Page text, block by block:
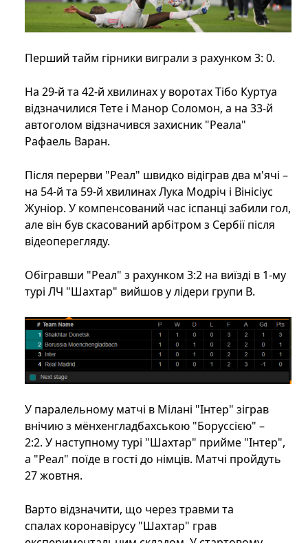
Перший тайм гірники виграли з рахунком 3: 0.
На 29-й та 42-й хвилинах у воротах Тібо Куртуа
відзначилися Тете і Манор Соломон, а на 33-й
автоголом відзначився захисник "Реала"
Рафаель Варан.
Після перерви "Реал" швидко відіграв два м'ячі –
на 54-й та 59-й хвилинах Лука Модріч і Вінісіус
Жуніор. У компенсований час іспанці забили гол,
але він був скасований арбітром з Сербії після
відеоперегляду.
Обігравши "Реал" з рахунком 3:2 на виїзді в 1-му
турі ЛЧ "Шахтар" вийшов у лідери групи B.
У паралельному матчі в Мілані "Iнтер" зіграв
внічию з мёнхенгладбахською "Боруссією" –
2:2. У наступному турі "Шахтар" прийме "Інтер",
а "Реал" поїде в гості до німців. Матчі пройдуть
27 жовтня.
Варто відзначити, що через травми та
спалах коронавірусу "Шахтар" грав